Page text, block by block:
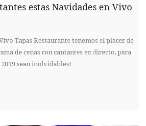
estas Navidades en Vivo
Tapas Restaurante tenemos el placer de
de cenas con cantantes en directo, para
sean inolvidables!